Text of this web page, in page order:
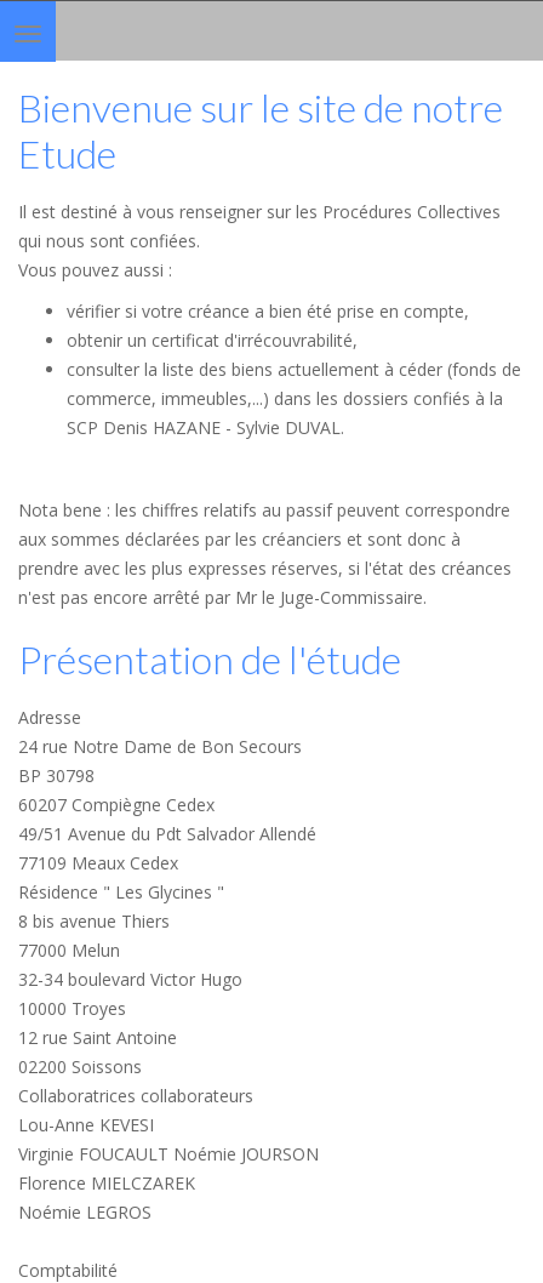
Toggle
navigation
Bienvenue sur le site de notre
Etude
Il est destiné à vous renseigner sur les Procédures Collectives
qui nous sont confiées.
Vous pouvez aussi :
vérifier si votre créance a bien été prise en compte,
obtenir un certificat d'irrécouvrabilité,
consulter la liste des biens actuellement à céder (fonds de
commerce, immeubles,...) dans les dossiers confiés à la
SCP Denis HAZANE - Sylvie DUVAL.
Nota bene : les chiffres relatifs au passif peuvent correspondre
aux sommes déclarées par les créanciers et sont donc à
prendre avec les plus expresses réserves, si l'état des créances
n'est pas encore arrêté par Mr le Juge-Commissaire.
Présentation de l'étude
Adresse
24 rue Notre Dame de Bon Secours
BP 30798
60207 Compiègne Cedex
49/51 Avenue du Pdt Salvador Allendé
77109 Meaux Cedex
Résidence " Les Glycines "
8 bis avenue Thiers
77000 Melun
32-34 boulevard Victor Hugo
10000 Troyes
12 rue Saint Antoine
02200 Soissons
Collaboratrices collaborateurs
Lou-Anne KEVESI
Virginie FOUCAULT Noémie JOURSON
Florence MIELCZAREK
Noémie LEGROS
Comptabilité